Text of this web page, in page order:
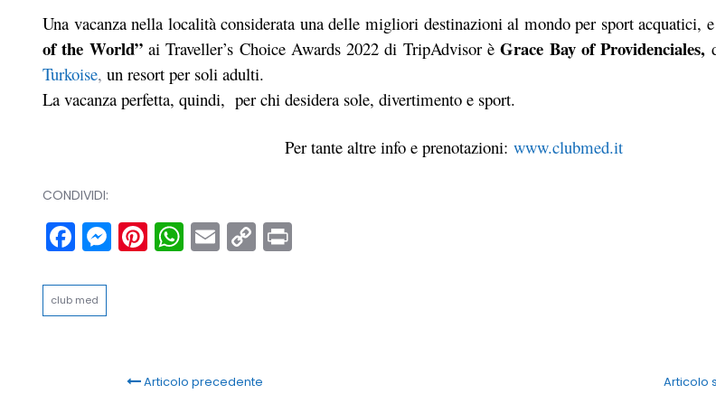
Una vacanza nella località considerata una delle migliori destinazioni al mondo per sport acquatici,
of the World”ai Traveller’s Choice Awards 2022 di TripAdvisor èGrace Bay of Providenciales,
Turkoise, un resort per soli adulti.
La vacanza perfetta, quindi, per chi desidera sole, divertimento e sport.
Per tante altre info e prenotazioni: www.clubmed.it
CONDIVIDI:
Facebook
Messenger
Pinterest
WhatsApp
Email
Copy
Link
club med
Articolo precedente Articolo